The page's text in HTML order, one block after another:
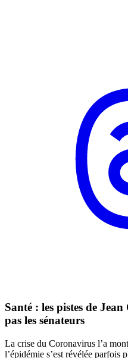
Santé : les pistes de
pas les sénateurs
La crise du Coronavirus l’a
l’épidémie s’est révélée parfois